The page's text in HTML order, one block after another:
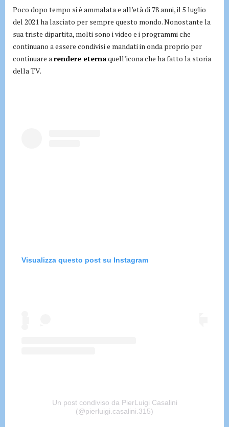
Poco dopo tempo si è ammalata e all’età di 78 anni, il 5 luglio
del 2021 ha lasciato per sempre questo mondo. Nonostante la
sua triste dipartita, molti sono i video e i programmi che
continuano a essere condivisi e mandati in onda proprio per
continuare arendere eternaquell’icona che ha fatto la storia
della TV.
Visualizza questo post su Instagram
Un post condiviso da PierLuigi Casalini
(@pierluigi.casalini.315)